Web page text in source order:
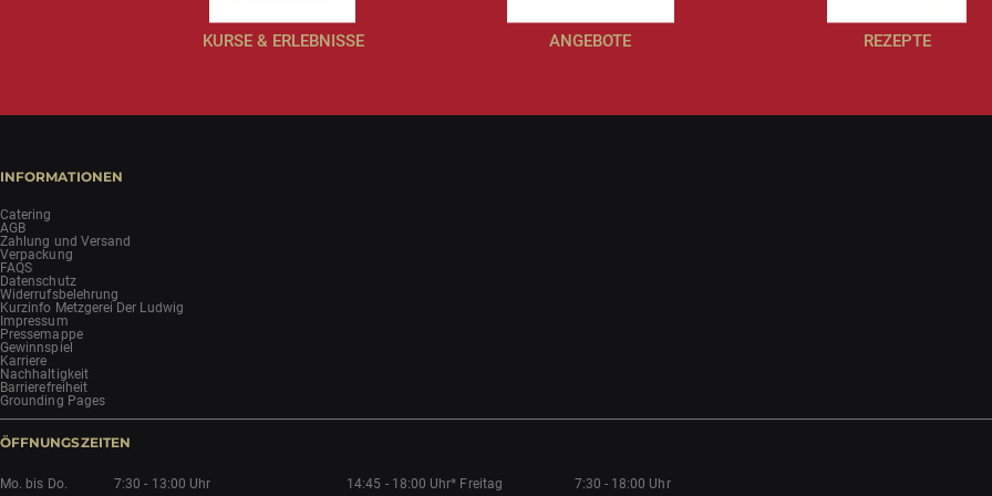
KURSE & ERLEBNISSE ANGEBOTE REZEPTE
INFORMATIONEN
Catering
AGB
Zahlung und Versand
Verpackung
FAQS
Datenschutz
Widerrufsbelehrung
Kurzinfo Metzgerei Der Ludwig
Impressum
Pressemappe
Gewinnspiel
Karriere
Nachhaltigkeit
Barrierefreiheit
Grounding Pages
ÖFFNUNGSZEITEN
Mo. bis Do. 7:30 - 13:00 Uhr 14:45 - 18:00 Uhr* Freitag 7:30 - 18:00 Uhr